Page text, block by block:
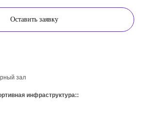
Оставить заявку
зал
инфраструктура::